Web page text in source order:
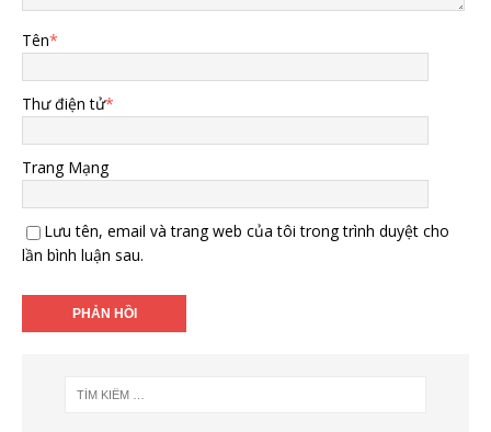
Tên*
Thư điện tử*
Trang Mạng
Lưu tên, email và trang web của tôi trong trình duyệt cho
lần bình luận sau.